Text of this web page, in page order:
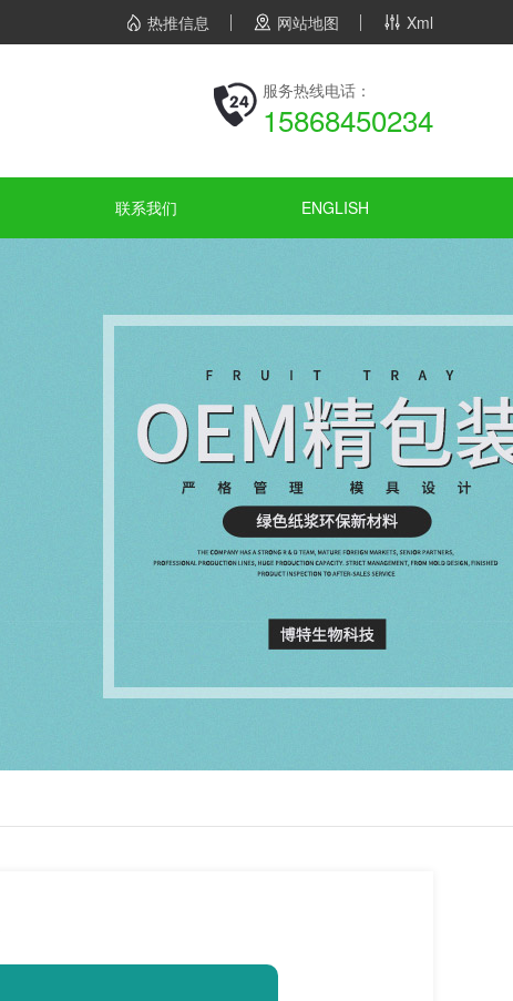
Xml
网站地图
热推信息
服务热线电话：
15868450234
联系我们 ENGLISH